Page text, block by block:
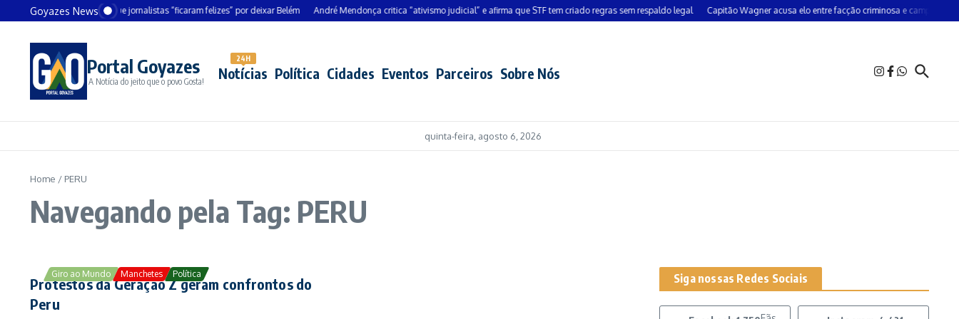
Ir para o conteúdo
Goyazes News
Chanceler alemão diz que jornalistas “ficaram felizes” por deixar Belém André Mendonça critica “ativismo judicial” e afirma que STF tem criado regras sem respaldo legal Capitão Wagner acusa elo entre facção criminosa e campanha do
Portal Goyazes
A Notícia do jeito que o povo Gosta! Notícias
24H
Política Cidades Eventos Parceiros Sobre Nós
quinta-feira, agosto 6, 2026
Home / PERU
Navegando pela Tag: PERU
Giro ao Mundo Manchetes Política
Protestos da Geração Z geram confrontos do
Peru
Siga nossas Redes Sociais